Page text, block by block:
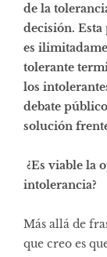
de la
decisión. Esta
es
tolerante
los
debate
solución
¿Es viable la
intolerancia?
Más allá de
que creo es